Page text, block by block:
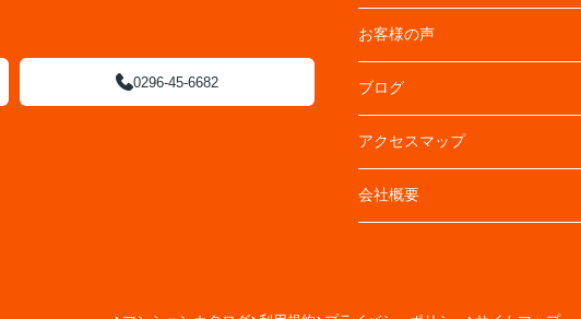
0296-45-6682
お客様の声
ブログ
アクセスマップ
会社概要